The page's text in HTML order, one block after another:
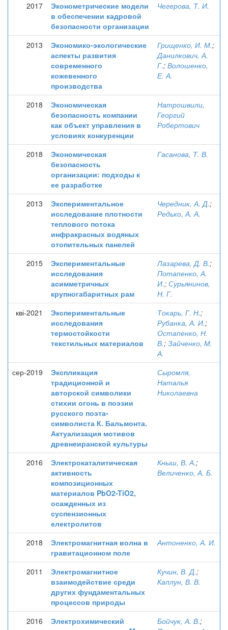
2017
Эконометрические модели
в обеспечении кадровой
безопасности организации
Чегерова, Т. И.
2013
Экономико-экологические
аспекты развития
современного
кожевенного
производства
Грищенко, И. М.;
Данилкович, А.
Г.; Волошенко,
Е. А.
2018
Экономическая
безопасность компании
как объект управления в
условиях конкуренции
Натрошвили,
Георгий
Робертович
2018
Экономическая
безопасность
организации: подходы к
ее разработке
Гасанова, Т. В.
2013
Экспериментальное
исследование плотности
теплового потока
инфракрасных водяных
отопительных панелей
Чередник, А. Д.;
Редько, А. А.
2015
Экспериментальные
исследования
асимметричных
крупногабаритных рам
Лазарева, Д. В.;
Потапенко, А.
И.; Сурьянинов,
Н. Г.
кві-2021
Экспериментальные
исследования
термостойкости
текстильных материалов
Токарь, Г. Н.;
Рубанка, А. И.;
Остапенко, Н.
В.; Зайченко, М.
А.
сер-2019
Экспликация
традиционной и
авторской символики
стихии огонь в поэзии
русского поэта-
символиста К. Бальмонта.
Актуализация мотивов
древнеиранской культуры
Сыромля,
Наталья
Николаевна
2016
Электрокаталитическая
активность
композиционных
материалов PbO2-TiO2,
осажденных из
суспензионных
електролитов
Кныш, В. А.;
Величенко, А. Б.
2018
Электромагнитная волна в
гравитационном поле
Антоненко, А. И.
2011
Электромагнитное
взаимодействие среди
других фундаментальных
процессов природы
Кучин, В. Д.;
Каплун, В. В.
2016
Электрохимический
Бойчук, А. В.;